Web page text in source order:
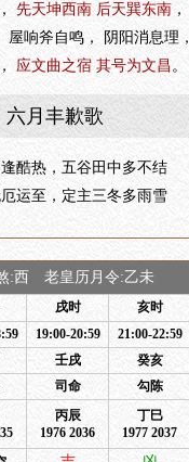
先天坤西南 后天巽东南 ，
屋响斧自鸣， 阴阳消息理，
应文曲之宿 其号为文昌。
六月丰歉歌
酷热，五谷田中多不结
运至，定主三冬多雨雪
:西 老皇历月令:乙未
戌时
亥时
19:00-20:59
21:00-22:59
壬戌
癸亥
司命 勾陈
丙辰
1976 2036
丁巳
1977 2037